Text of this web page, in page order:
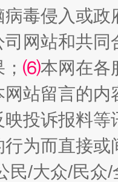
场
毒侵入或
网站和共
⑹本网在各
网站留言的内
投诉报料
为而直接
民/大众/民